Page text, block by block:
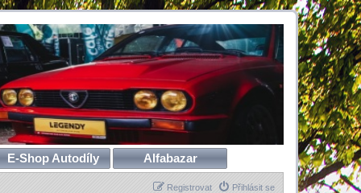
E-Shop Autodíly Alfabazar
Přihlásit se
Registrovat